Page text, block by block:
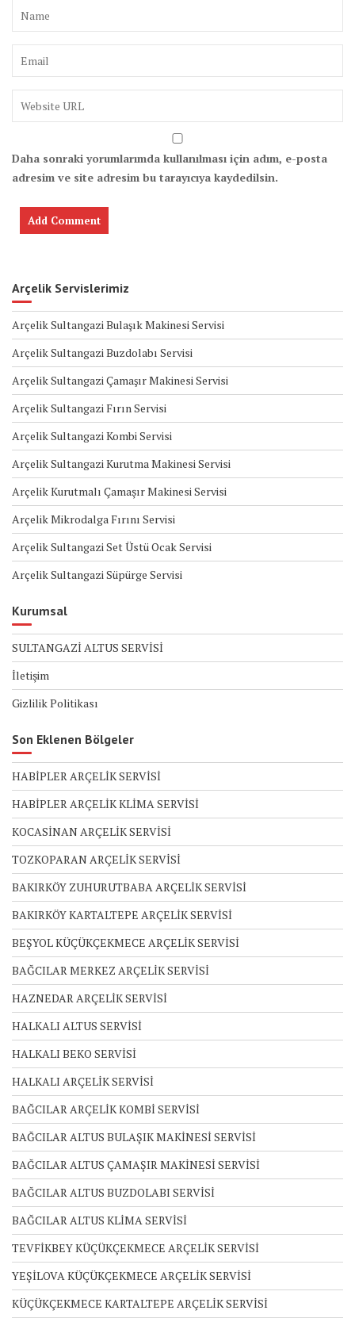
Daha sonraki yorumlarımda kullanılması için adım, e-posta
adresim ve site adresim bu tarayıcıya kaydedilsin.
Arçelik Servislerimiz
Arçelik Sultangazi Bulaşık Makinesi Servisi
Arçelik Sultangazi Buzdolabı Servisi
Arçelik Sultangazi Çamaşır Makinesi Servisi
Arçelik Sultangazi Fırın Servisi
Arçelik Sultangazi Kombi Servisi
Arçelik Sultangazi Kurutma Makinesi Servisi
Arçelik Kurutmalı Çamaşır Makinesi Servisi
Arçelik Mikrodalga Fırını Servisi
Arçelik Sultangazi Set Üstü Ocak Servisi
Arçelik Sultangazi Süpürge Servisi
Kurumsal
SULTANGAZİ ALTUS SERVİSİ
İletişim
Gizlilik Politikası
Son Eklenen Bölgeler
HABİPLER ARÇELİK SERVİSİ
HABİPLER ARÇELİK KLİMA SERVİSİ
KOCASİNAN ARÇELİK SERVİSİ
TOZKOPARAN ARÇELİK SERVİSİ
BAKIRKÖY ZUHURUTBABA ARÇELİK SERVİSİ
BAKIRKÖY KARTALTEPE ARÇELİK SERVİSİ
BEŞYOL KÜÇÜKÇEKMECE ARÇELİK SERVİSİ
BAĞCILAR MERKEZ ARÇELİK SERVİSİ
HAZNEDAR ARÇELİK SERVİSİ
HALKALI ALTUS SERVİSİ
HALKALI BEKO SERVİSİ
HALKALI ARÇELİK SERVİSİ
BAĞCILAR ARÇELİK KOMBİ SERVİSİ
BAĞCILAR ALTUS BULAŞIK MAKİNESİ SERVİSİ
BAĞCILAR ALTUS ÇAMAŞIR MAKİNESİ SERVİSİ
BAĞCILAR ALTUS BUZDOLABI SERVİSİ
BAĞCILAR ALTUS KLİMA SERVİSİ
TEVFİKBEY KÜÇÜKÇEKMECE ARÇELİK SERVİSİ
YEŞİLOVA KÜÇÜKÇEKMECE ARÇELİK SERVİSİ
KÜÇÜKÇEKMECE KARTALTEPE ARÇELİK SERVİSİ